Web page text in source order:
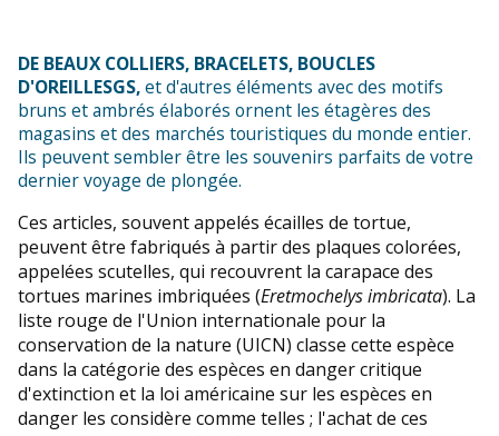
DE BEAUX COLLIERS, BRACELETS, BOUCLES
D'OREILLESGS,et d'autres éléments avec des motifs
bruns et ambrés élaborés ornent les étagères des
magasins et des marchés touristiques du monde entier.
Ils peuvent sembler être les souvenirs parfaits de votre
dernier voyage de plongée.
Ces articles, souvent appelés écailles de tortue,
peuvent être fabriqués à partir des plaques colorées,
appelées scutelles, qui recouvrent la carapace des
tortues marines imbriquées (Eretmochelys imbricata). La
liste rouge de l'Union internationale pour la
conservation de la nature (UICN) classe cette espèce
dans la catégorie des espèces en danger critique
d'extinction et la loi américaine sur les espèces en
danger les considère comme telles ; l'achat de ces